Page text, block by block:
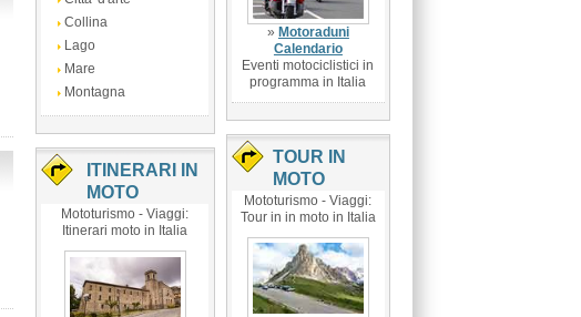
Collina
Lago
Mare
Montagna
ITINERARI IN
MOTO
Mototurismo - Viaggi:
Itinerari moto in Italia
» Motoraduni
Calendario
Eventi motociclistici in
programma in Italia
TOUR IN
MOTO
Mototurismo - Viaggi:
Tour in in moto in Italia